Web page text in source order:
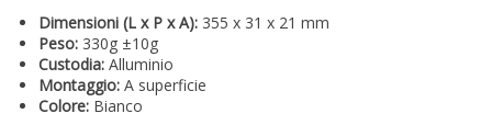
Dimensioni (L x P x A): 355 x 31 x 21 mm
Peso: 330g ±10g
Custodia: Alluminio
Montaggio: A superficie
Colore: Bianco